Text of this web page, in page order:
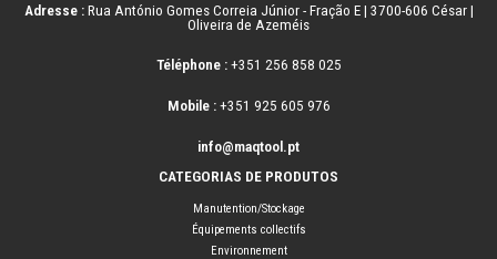
Adresse :Rua António Gomes Correia Júnior - Fração E | 3700-606 César |
Oliveira de Azeméis
Téléphone :+351 256 858 025
Mobile :+351 925 605 976
info@maqtool.pt
CATEGORIAS DE PRODUTOS
Manutention/Stockage
Équipements collectifs
Environnement